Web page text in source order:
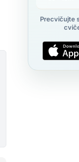
Precvičujte